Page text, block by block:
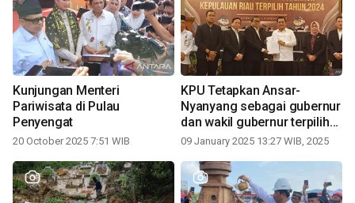
Kunjungan Menteri
Pariwisata di Pulau
Penyengat
20 October 2025 7:51 WIB
KPU Tetapkan Ansar-
Nyanyang sebagai gubernur
dan wakil gubernur terpilih
periode 2025-2030
09 January 2025 13:27 WIB, 2025